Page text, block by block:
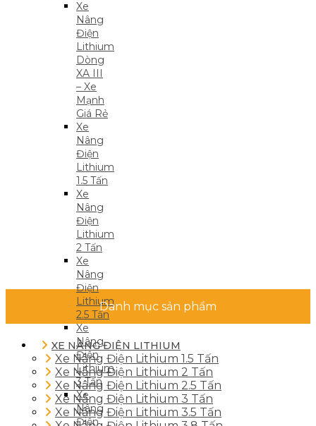
Xe
Nâng
Điện
Lithium
Dòng
XA III
– Xe
Mạnh
Giá Rẻ
Xe
Nâng
Điện
Lithium
1.5 Tấn
Xe
Nâng
Điện
Lithium
2 Tấn
Xe
Nâng
Điện
Lithium
2.5 Tấn
Xe
Nâng
Điện
Lithium
3 Tấn
Xe
Nâng
Điện
Danh mục sản phẩm
XE NÂNG ĐIỆN LITHIUM
Xe Nâng Điện Lithium 1.5 Tấn
Xe Nâng Điện Lithium 2 Tấn
Xe Nâng Điện Lithium 2.5 Tấn
Xe Nâng Điện Lithium 3 Tấn
Xe Nâng Điện Lithium 3.5 Tấn